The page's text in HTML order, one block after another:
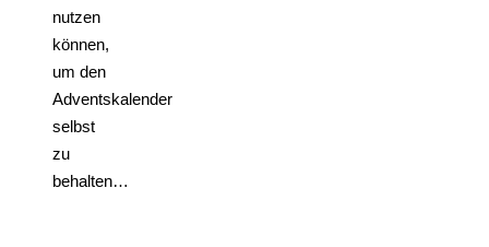
nutzen
können,
um den
Adventskalender
selbst
zu
behalten…